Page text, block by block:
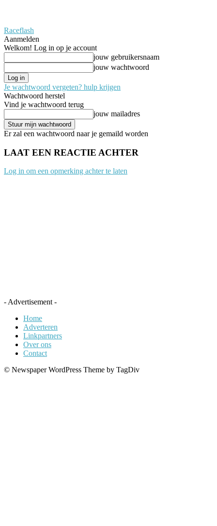
Raceflash
Aanmelden
Welkom! Log in op je account
jouw gebruikersnaam
jouw wachtwoord
Je wachtwoord vergeten? hulp krijgen
Wachtwoord herstel
Vind je wachtwoord terug
jouw mailadres
Er zal een wachtwoord naar je gemaild worden
LAAT EEN REACTIE ACHTER
Log in om een opmerking achter te laten
- Advertisement -
Home
Adverteren
Linkpartners
Over ons
Contact
© Newspaper WordPress Theme by TagDiv